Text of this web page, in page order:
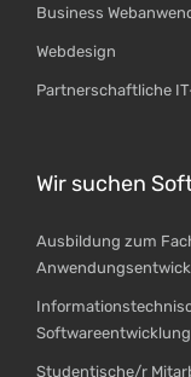
Business
Webdesign
Partnerschaftliche
Wir suchen
Ausbildung zum
Studentische/r